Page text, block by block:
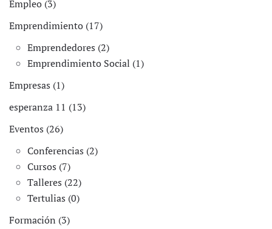
Empleo (3)
Emprendimiento (17)
Emprendedores (2)
Emprendimiento Social (1)
Empresas (1)
esperanza 11 (13)
Eventos (26)
Conferencias (2)
Cursos (7)
Talleres (22)
Tertulias (0)
Formación (3)